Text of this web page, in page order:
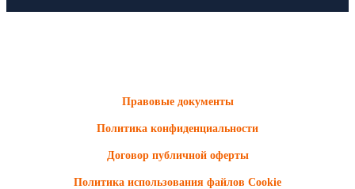
Правовые документы
Политика конфиденциальности
Договор публичной оферты
Политика использования файлов Cookie